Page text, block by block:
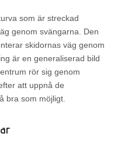
som är streckad
genom svängarna. Den
skidornas väg genom
är en generaliserad bild
rör sig genom
att uppnå de
bra som möjligt.